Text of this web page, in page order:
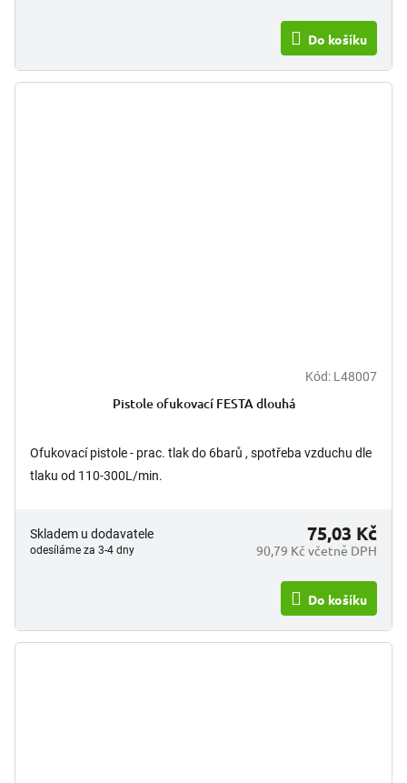
Do košíku
Kód: L48007
Pistole ofukovací FESTA dlouhá
Ofukovací pistole - prac. tlak do 6barů , spotřeba vzduchu dle
tlaku od 110-300L/min.
Skladem u dodavatele
odesíláme za 3-4 dny 90,79 Kč včetně DPH
75,03 Kč
Do košíku